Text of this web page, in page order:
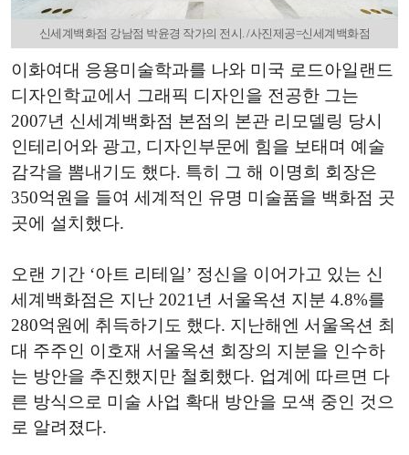
신세계백화점 강남점 박윤경 작가의 전시. /사진제공=신세계백화점
이화여대 응용미술학과를 나와 미국 로드아일랜드
디자인학교에서 그래픽 디자인을 전공한 그는
2007년 신세계백화점 본점의 본관 리모델링 당시
인테리어와 광고, 디자인부문에 힘을 보태며 예술
감각을 뽐내기도 했다. 특히 그 해 이명희 회장은
350억원을 들여 세계적인 유명 미술품을 백화점 곳
곳에 설치했다.
오랜 기간 ‘아트 리테일’ 정신을 이어가고 있는 신
세계백화점은 지난 2021년 서울옥션 지분 4.8%를
280억원에 취득하기도 했다. 지난해엔 서울옥션 최
대 주주인 이호재 서울옥션 회장의 지분을 인수하
는 방안을 추진했지만 철회했다. 업계에 따르면 다
른 방식으로 미술 사업 확대 방안을 모색 중인 것으
로 알려졌다.